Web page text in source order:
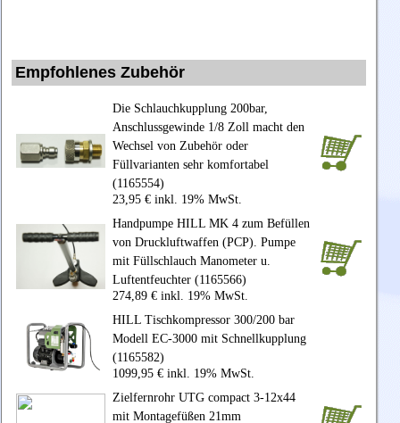
Empfohlenes Zubehör
Die Schlauchkupplung 200bar,
Anschlussgewinde 1/8 Zoll macht den
Wechsel von Zubehör oder
Füllvarianten sehr komfortabel
(1165554)
23,95 € inkl. 19% MwSt.
Handpumpe HILL MK 4 zum Befüllen
von Druckluftwaffen (PCP). Pumpe
mit Füllschlauch Manometer u.
Luftentfeuchter (1165566)
274,89 € inkl. 19% MwSt.
HILL Tischkompressor 300/200 bar
Modell EC-3000 mit Schnellkupplung
(1165582)
1099,95 € inkl. 19% MwSt.
Zielfernrohr UTG compact 3-12x44
mit Montagefüßen 21mm